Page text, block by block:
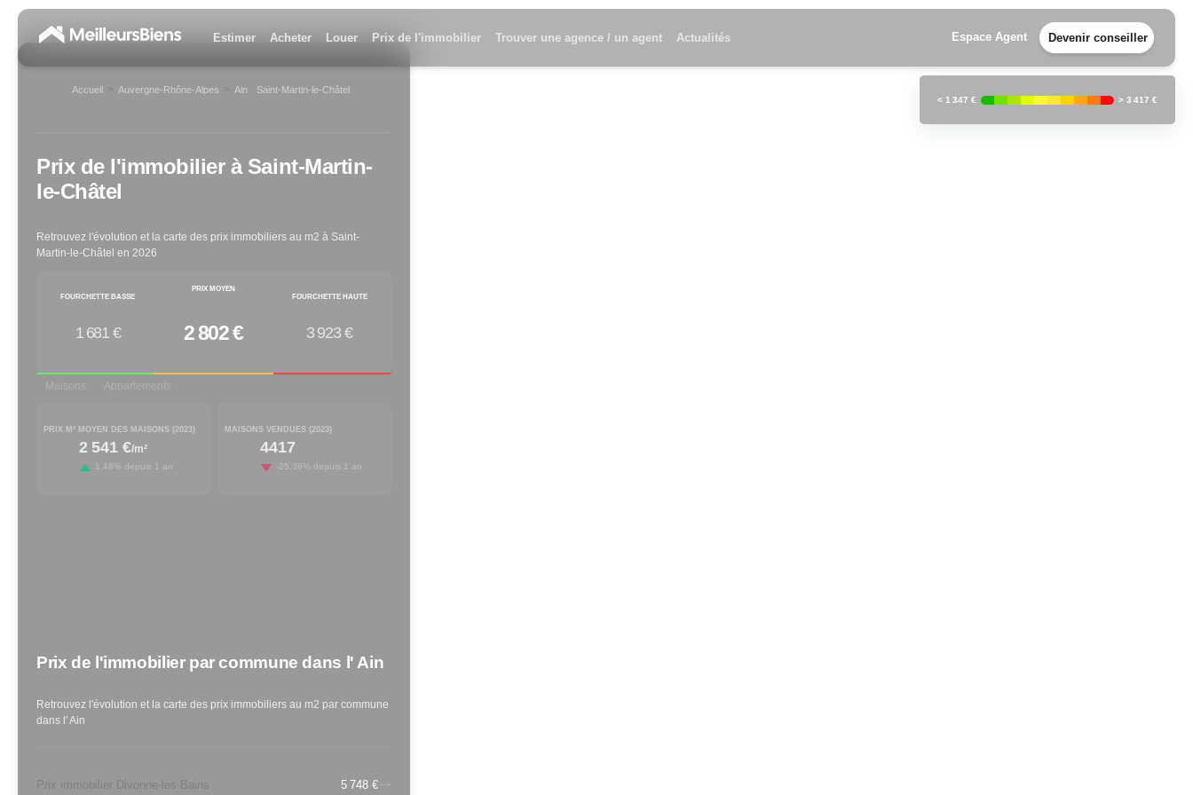
Estimer Acheter Louer Prix de l'immobilier Trouver une agence / un agent Actualités Espace Agent Devenir conseiller
Accueil > Auvergne-Rhône-Alpes > Ain Saint-Martin-le-Châtel
Prix de l'immobilier à Saint-Martin-
le-Châtel
Retrouvez l'évolution et la carte des prix immobiliers au m2 à Saint-
Martin-le-Châtel en 2026
FOURCHETTE BASSE
1 681 €
PRIX MOYEN
2 802 €
FOURCHETTE HAUTE
3 923 €
Maisons Appartements
PRIX M² MOYEN DES MAISONS (2023)
2 541 €/m²
increased by
1.48% depuis 1 an
MAISONS VENDUES (2023)
4417
decreased by
-25.38% depuis 1 an
Prix de l'immobilier par commune dans l' Ain
Retrouvez l'évolution et la carte des prix immobiliers au m2 par commune
dans l'Ain
Prix immobilier Divonne-les-Bains 5 748 €
< 1 347 € > 3 417 €